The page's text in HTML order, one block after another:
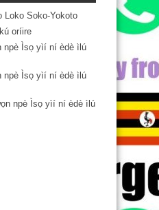
Loko Soko-Yokoto
oríire
npè Ìsọ yìí ní èdè ìlú
npè Ìsọ yìí ní èdè ìlú
npè Ìsọ yìí ní èdè ìlú